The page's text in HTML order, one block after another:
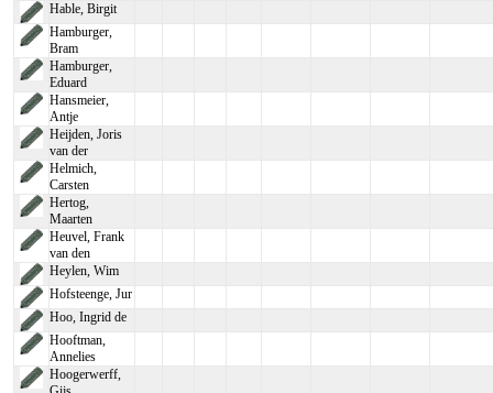
Hable, Birgit
Hamburger,
Bram
Hamburger,
Eduard
Hansmeier,
Antje
Heijden, Joris
van der
Helmich,
Carsten
Hertog,
Maarten
Heuvel, Frank
van den
Heylen, Wim
Hofsteenge, Jur
Hoo, Ingrid de
Hooftman,
Annelies
Hoogerwerff,